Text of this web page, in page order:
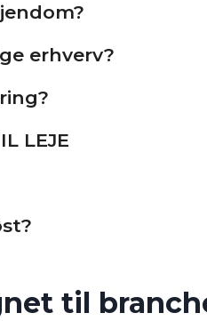
erhverv?
LEJE
til